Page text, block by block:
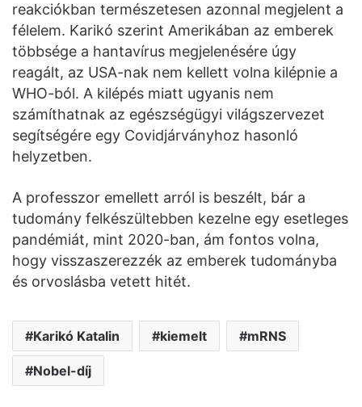
reakciókban természetesen azonnal megjelent a
félelem. Karikó szerint Amerikában az emberek
többsége a hantavírus megjelenésére úgy
reagált, az USA-nak nem kellett volna kilépnie a
WHO-ból. A kilépés miatt ugyanis nem
számíthatnak az egészségügyi világszervezet
segítségére egy Covidjárványhoz hasonló
helyzetben.
A professzor emellett arról is beszélt, bár a
tudomány felkészültebben kezelne egy esetleges
pandémiát, mint 2020-ban, ám fontos volna,
hogy visszaszerezzék az emberek tudományba
és orvoslásba vetett hitét.
Karikó Katalin kiemelt mRNS
Nobel-díj